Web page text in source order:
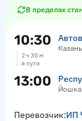
В пределах
10:30
2 ч 30 м
в пути
13:00
Перевозчик:ИП